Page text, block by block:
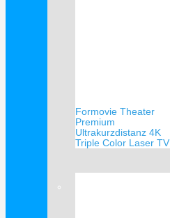
Formovie Theater
Premium
Ultrakurzdistanz 4K
Triple Color Laser TV